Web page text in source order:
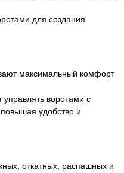
для создания
максимальный комфорт
воротами с
удобство и
откатных, распашных и